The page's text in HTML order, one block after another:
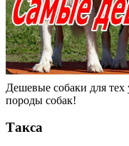
Дешевые собаки для
породы собак!
Такса